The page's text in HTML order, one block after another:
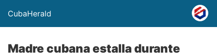
CubaHerald
Madre cubana estalla durante